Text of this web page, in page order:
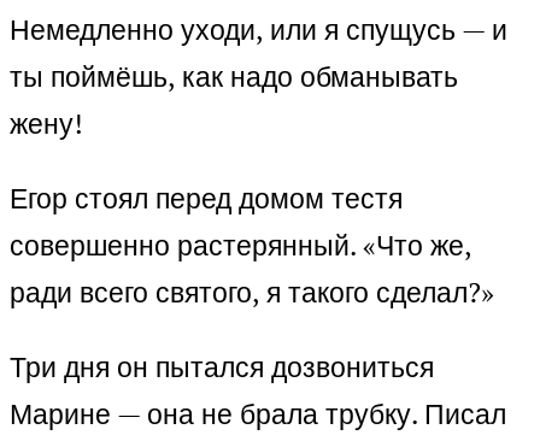
Немедленно уходи, или я спущусь — и
ты поймёшь, как надо обманывать
жену!
Егор стоял перед домом тестя
совершенно растерянный. «Что же,
ради всего святого, я такого сделал?»
Три дня он пытался дозвониться
Марине — она не брала трубку. Писал